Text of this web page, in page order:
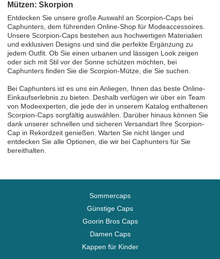
Mützen: Skorpion
Entdecken Sie unsere große Auswahl an Scorpion-Caps bei
Caphunters, dem führenden Online-Shop für Modeaccessoires.
Unsere Scorpion-Caps bestehen aus hochwertigen Materialien
und exklusiven Designs und sind die perfekte Ergänzung zu
jedem Outfit. Ob Sie einen urbanen und lässigen Look zeigen
oder sich mit Stil vor der Sonne schützen möchten, bei
Caphunters finden Sie die Scorpion-Mütze, die Sie suchen.
Bei Caphunters ist es uns ein Anliegen, Ihnen das beste Online-
Einkaufserlebnis zu bieten. Deshalb verfügen wir über ein Team
von Modeexperten, die jede der in unserem Katalog enthaltenen
Scorpion-Caps sorgfältig auswählen. Darüber hinaus können Sie
dank unserer schnellen und sicheren Versandart Ihre Scorpion-
Cap in Rekordzeit genießen. Warten Sie nicht länger und
entdecken Sie alle Optionen, die wir bei Caphunters für Sie
bereithalten.
Sommercaps
Günstige Caps
Goorin Bros Caps
Damen Caps
Kappen für Kinder